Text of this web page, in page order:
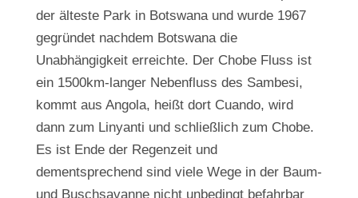
der älteste Park in Botswana und wurde 1967
gegründet nachdem Botswana die
Unabhängigkeit erreichte. Der Chobe Fluss ist
ein 1500km-langer Nebenfluss des Sambesi,
kommt aus Angola, heißt dort Cuando, wird
dann zum Linyanti und schließlich zum Chobe.
Es ist Ende der Regenzeit und
dementsprechend sind viele Wege in der Baum-
und Buschsavanne nicht unbedingt befahrbar